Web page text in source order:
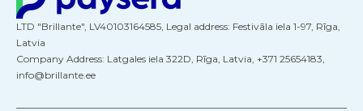
LTD "Brillante", LV40103164585, Legal address: Festivāla iela 1-97, Rīga,
Latvia
Company Address: Latgales iela 322D, Rīga, Latvia, +371 25654183,
info@brillante.ee